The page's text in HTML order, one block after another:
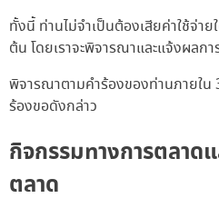
ทั้งนี้ ท่านไม่จำเป็นต้องเสียค่าใช้จ่า
ต้น โดยเราจะพิจารณาและแจ้งผลกา
พิจารณาตามคำร้องของท่านภายใน
ร้องขอดังกล่าว
กิจกรรมทางการตลาด
ตลาด